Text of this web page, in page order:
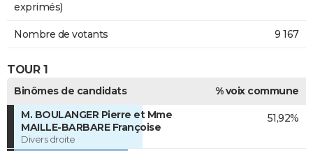
exprimés)
Nombre de votants 9 167
TOUR 1
Binômes de candidats
% voix commune
M. BOULANGER Pierre et Mme
MAILLE-BARBARE Françoise
Divers droite
51,92%